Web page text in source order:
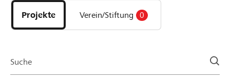
und
Organisationen
Projekte Verein/Stiftung 0
Suche